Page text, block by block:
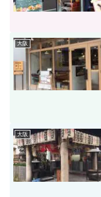
大阪
大阪